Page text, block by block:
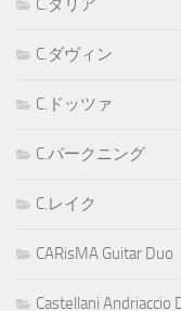
C.ダリア
C.ダヴィン
C.ドッツァ
C.パークニング
C.レイク
CARisMA Guitar Duo
Castellani Andriaccio